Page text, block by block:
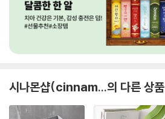
시나몬샵(cinnam...의 다른 상품